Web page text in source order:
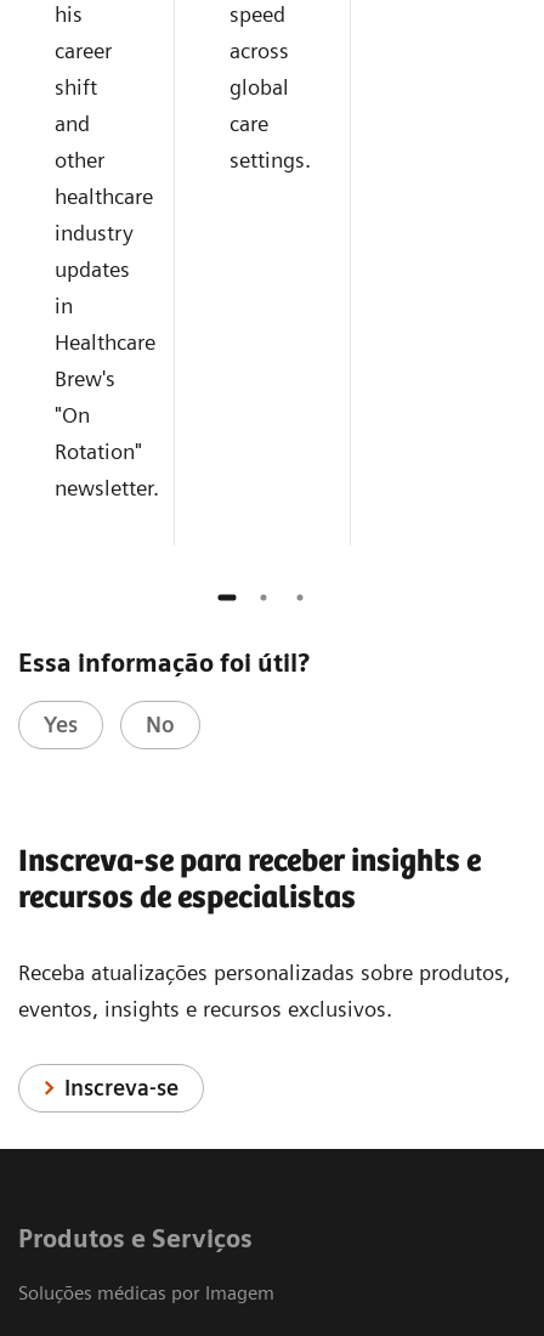
his
career
shift
and
other
healthcare
industry
updates
in
Healthcare
Brew's
"On
Rotation"
newsletter.
speed
across
global
care
settings.
Essa informação foi útil?
Yes No
Inscreva-se para receber insights e
recursos de especialistas
Receba atualizações personalizadas sobre produtos,
eventos, insights e recursos exclusivos.
Inscreva-se
Produtos e Serviços
Soluções médicas por Imagem